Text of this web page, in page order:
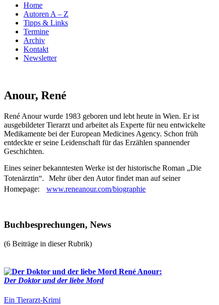
Home
Autoren A – Z
Tipps & Links
Termine
Archiv
Kontakt
Newsletter
Anour, René
René Anour wurde 1983 geboren und lebt heute in Wien. Er ist
ausgebildeter Tierarzt und arbeitet als Experte für neu entwickelte
Medikamente bei der European Medicines Agency. Schon früh
entdeckte er seine Leidenschaft für das Erzählen spannender
Geschichten.
Eines seiner bekanntesten Werke ist der historische Roman „Die
Totenärztin“. Mehr über den Autor findet man auf seiner
Homepage: www.reneanour.com/biographie
Buchbesprechungen, News
(6 Beiträge in dieser Rubrik)
René Anour:
Der Doktor und der liebe Mord
Ein Tierarzt-Krimi